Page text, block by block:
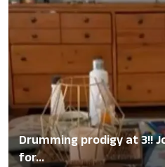
Drumming prodigy at 3!!
for...